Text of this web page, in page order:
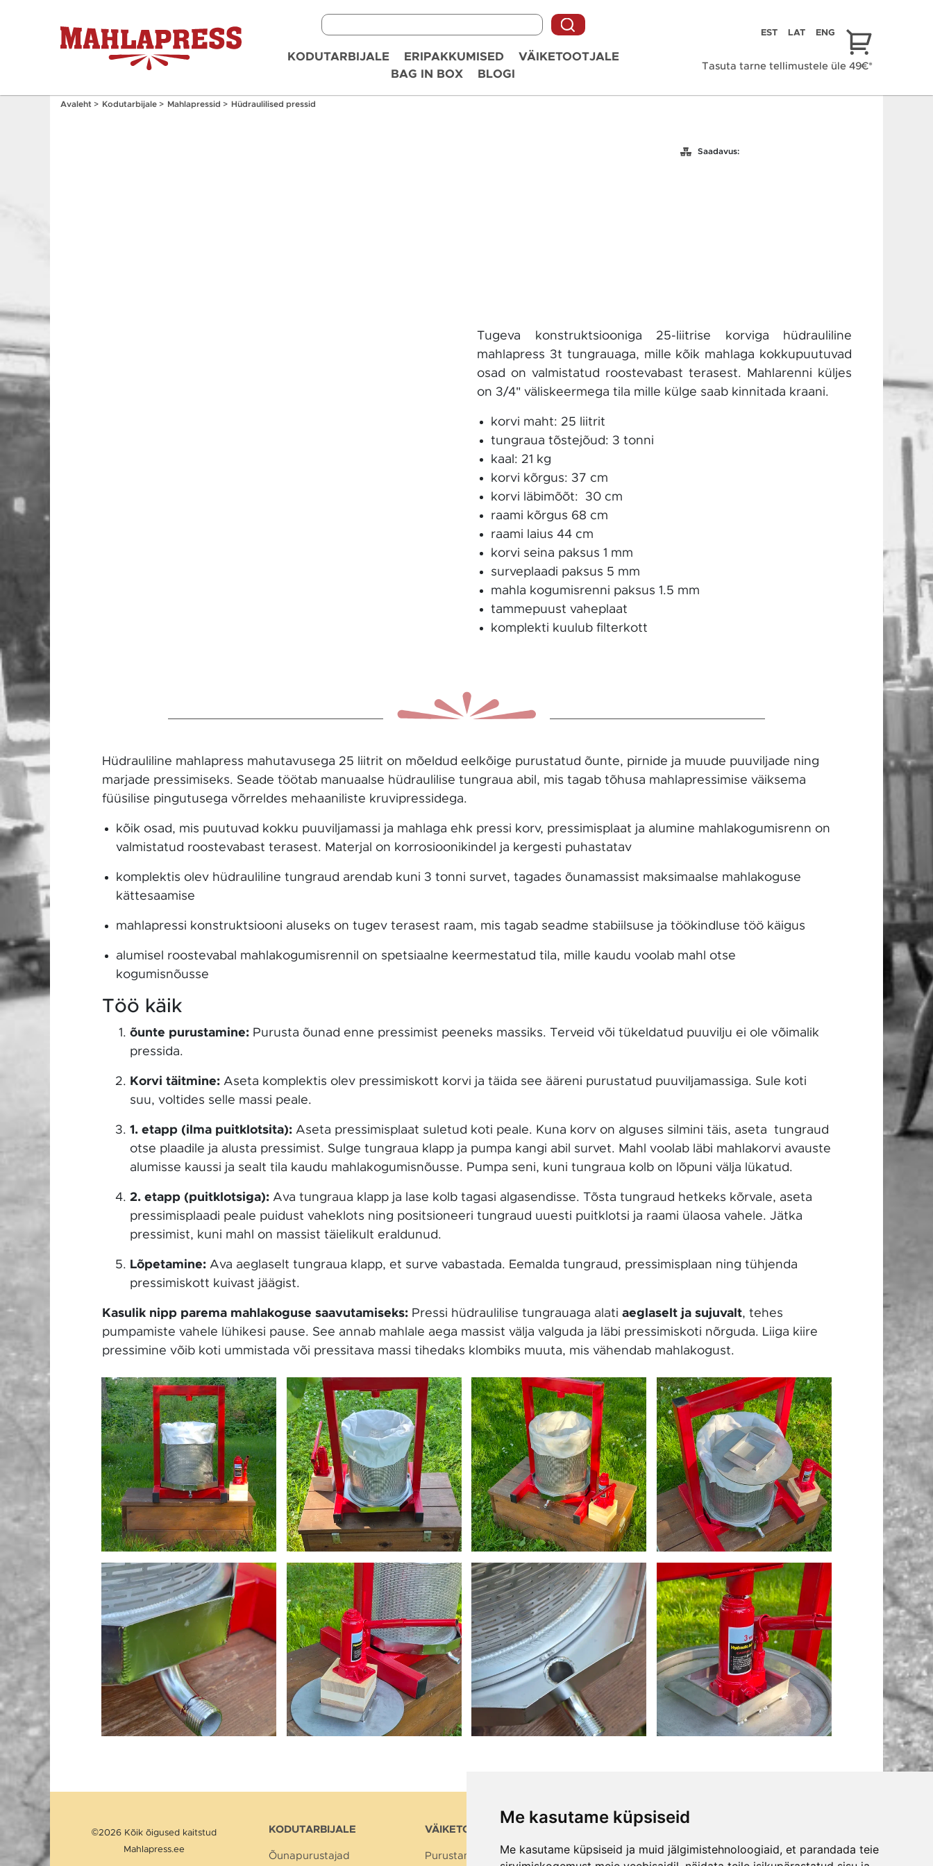
Me kasutame küpsiseid
Me kasutame küpsiseid ja muid jälgimistehnoloogiaid, et parandada teie
KODUTARBIJALE ERIPAKKUMISED
VÄIKETOOTJALE
BAG IN BOX
BLOGI
EST LAT ENG
Tasuta tarne tellimustele üle 49€*
Avaleht > Kodutarbijale > Mahlapressid > Hüdraulilised pressid
Saadavus:
Tugeva konstruktsiooniga 25-liitrise korviga hüdrauliline
mahlapress 3t tungrauaga, mille kõik mahlaga kokkupuutuvad
osad on valmistatud roostevabast terasest. Mahlarenni küljes
on 3/4" väliskeermega tila mille külge saab kinnitada kraani.
korvi maht: 25 liitrit
tungraua tõstejõud: 3 tonni
kaal: 21 kg
korvi kõrgus: 37 cm
korvi läbimõõt: 30 cm
raami kõrgus 68 cm
raami laius 44 cm
korvi seina paksus 1 mm
surveplaadi paksus 5 mm
mahla kogumisrenni paksus 1.5 mm
tammepuust vaheplaat
komplekti kuulub filterkott
Hüdrauliline mahlapress mahutavusega 25 liitrit on mõeldud eelkõige purustatud õunte, pirnide ja muude puuviljade ning
marjade pressimiseks. Seade töötab manuaalse hüdraulilise tungraua abil, mis tagab tõhusa mahlapressimise väiksema
füüsilise pingutusega võrreldes mehaaniliste kruvipressidega.
kõik osad, mis puutuvad kokku puuviljamassi ja mahlaga ehk pressi korv, pressimisplaat ja alumine mahlakogumisrenn on
valmistatud roostevabast terasest. Materjal on korrosioonikindel ja kergesti puhastatav
komplektis olev hüdrauliline tungraud arendab kuni 3 tonni survet, tagades õunamassist maksimaalse mahlakoguse
kättesaamise
mahlapressi konstruktsiooni aluseks on tugev terasest raam, mis tagab seadme stabiilsuse ja töökindluse töö käigus
alumisel roostevabal mahlakogumisrennil on spetsiaalne keermestatud tila, mille kaudu voolab mahl otse
kogumisnõusse
Töö käik
õunte purustamine: Purusta õunad enne pressimist peeneks massiks. Terveid või tükeldatud puuvilju ei ole võimalik
pressida.
Korvi täitmine: Aseta komplektis olev pressimiskott korvi ja täida see ääreni purustatud puuviljamassiga. Sule koti
suu, voltides selle massi peale.
1. etapp (ilma puitklotsita): Aseta pressimisplaat suletud koti peale. Kuna korv on alguses silmini täis, aseta tungraud
otse plaadile ja alusta pressimist. Sulge tungraua klapp ja pumpa kangi abil survet. Mahl voolab läbi mahlakorvi avauste
alumisse kaussi ja sealt tila kaudu mahlakogumisnõusse. Pumpa seni, kuni tungraua kolb on lõpuni välja lükatud.
2. etapp (puitklotsiga): Ava tungraua klapp ja lase kolb tagasi algasendisse. Tõsta tungraud hetkeks kõrvale, aseta
pressimisplaadi peale puidust vaheklots ning positsioneeri tungraud uuesti puitklotsi ja raami ülaosa vahele. Jätka
pressimist, kuni mahl on massist täielikult eraldunud.
Lõpetamine: Ava aeglaselt tungraua klapp, et surve vabastada. Eemalda tungraud, pressimisplaan ning tühjenda
pressimiskott kuivast jäägist.
Kasulik nipp parema mahlakoguse saavutamiseks: Pressi hüdraulilise tungrauaga alati aeglaselt ja sujuvalt, tehes
pumpamiste vahele lühikesi pause. See annab mahlale aega massist välja valguda ja läbi pressimiskoti nõrguda. Liiga kiire
pressimine võib koti ummistada või pressitava massi tihedaks klombiks muuta, mis vähendab mahlakogust.
©2026 Kõik õigused kaitstud
Mahlapress.ee
KODUTARBIJALE
Õunapurustajad
VÄIKETOOTJALE
Purustamine
NIPID JA NÕUANDED
Millist purustajat valida? Kontakt